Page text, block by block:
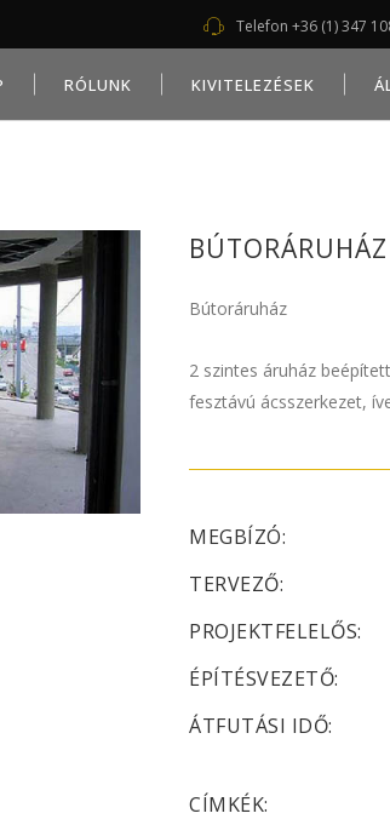
Telefon +36 (1) 347
RÓLUNK KIVITELEZÉSEK
Bútoráruház
2 szintes áruház
fesztávú ácsszerkezet,
MEGBÍZÓ:
TERVEZŐ:
PROJEKTFELELŐS:
ÉPÍTÉSVEZETŐ:
ÁTFUTÁSI IDŐ:
CÍMKÉK: